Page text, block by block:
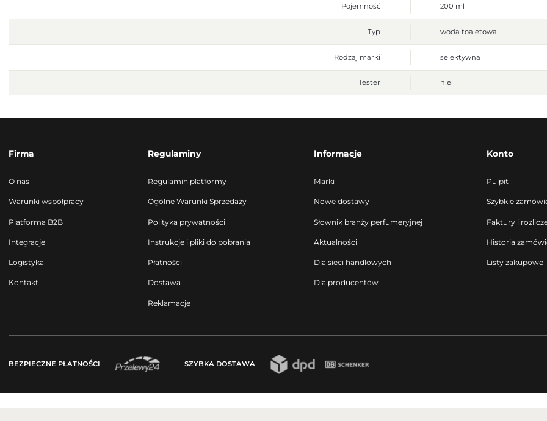
Pojemność 200 ml
Typ woda toaletowa
Rodzaj marki selektywna
Tester nie
Firma
O nas
Warunki współpracy
Platforma B2B
Integracje
Logistyka
Kontakt
Regulaminy
Regulamin platformy
Ogólne Warunki Sprzedaży
Polityka prywatności
Instrukcje i pliki do pobrania
Płatności
Dostawa
Reklamacje
Informacje
Marki
Nowe dostawy
Słownik branży perfumeryjnej
Aktualności
Dla sieci handlowych
Dla producentów
Konto
Pulpit
Szybkie
Faktury i
Historia
Listy zakupowe
BEZPIECZNE PŁATNOŚCI SZYBKA DOSTAWA